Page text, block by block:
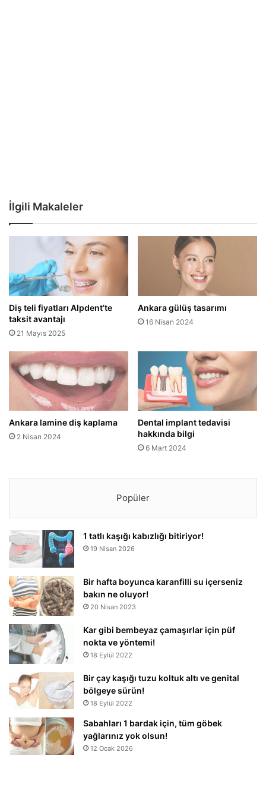
İlgili Makaleler
Diş teli fiyatları Alpdent’te
taksit avantajı
21 Mayıs 2025
Ankara gülüş tasarımı
16 Nisan 2024
Ankara lamine diş kaplama
2 Nisan 2024
Dental implant tedavisi
hakkında bilgi
6 Mart 2024
Popüler
1 tatlı kaşığı kabızlığı bitiriyor!
19 Nisan 2026
Bir hafta boyunca karanfilli su içerseniz
bakın ne oluyor!
20 Nisan 2023
Kar gibi bembeyaz çamaşırlar için püf
nokta ve yöntemi!
18 Eylül 2022
Bir çay kaşığı tuzu koltuk altı ve genital
bölgeye sürün!
18 Eylül 2022
Sabahları 1 bardak için, tüm göbek
yağlarınız yok olsun!
12 Ocak 2026